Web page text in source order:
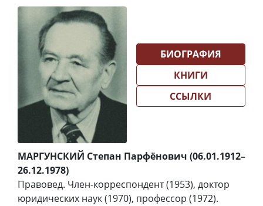
МАРГУНСКИЙ Степан Парфёнович (06.01.1912–
26.12.1978)
Правовед. Член-корреспондент (1953), доктор
юридических наук (1970), профессор (1972).
БИОГРАФИЯ
КНИГИ
ССЫЛКИ